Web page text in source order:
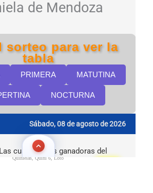
Quinielas, Quini 6, Loto